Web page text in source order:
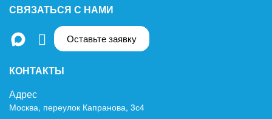
СВЯЗАТЬСЯ С НАМИ
Оставьте заявку
КОНТАКТЫ
Адрес
Москва, переулок Капранова, 3с4